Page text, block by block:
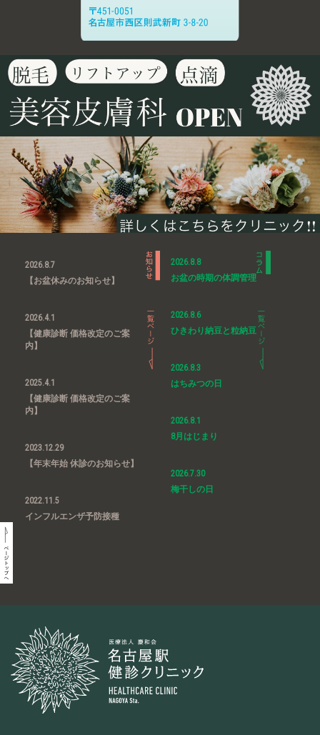
2026.8.7
【お盆休みのお知らせ】
2026.4.1
【健康診断 価格改定のご案
内】
2025.4.1
【健康診断 価格改定のご案
内】
2023.12.29
【年末年始 休診のお知らせ】
2022.11.5
インフルエンザ予防接種
2026.8.8
お盆の時期の体調管理
2026.8.6
ひきわり納豆と粒納豆
2026.8.3
はちみつの日
2026.8.1
8月はじまり
2026.7.30
梅干しの日